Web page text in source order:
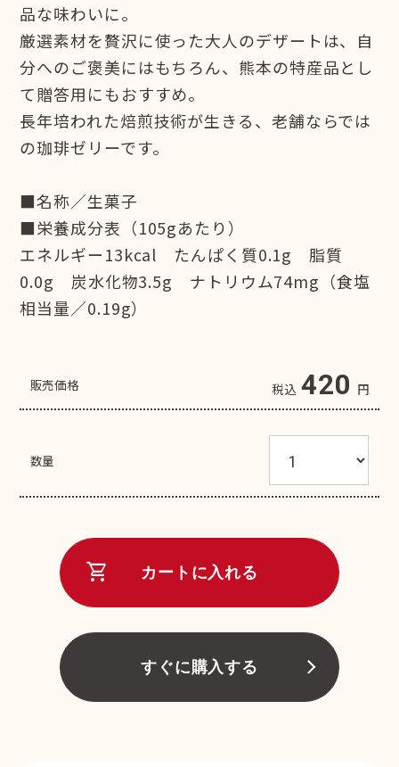
品な味わいに。
厳選素材を贅沢に使った大人のデザートは、自
分へのご褒美にはもちろん、熊本の特産品とし
て贈答用にもおすすめ。
長年培われた焙煎技術が生きる、老舗ならでは
の珈琲ゼリーです。
■名称／生菓子
■栄養成分表（105gあたり）
エネルギー13kcal たんぱく質0.1g 脂質
0.0g 炭水化物3.5g ナトリウム74mg（食塩
相当量／0.19g）
販売価格 税込 420 円
数量
shopping_cart カートに入れる
すぐに購入する